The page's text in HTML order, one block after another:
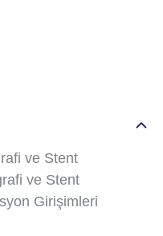
ve Stent
ve Stent
Girişimleri